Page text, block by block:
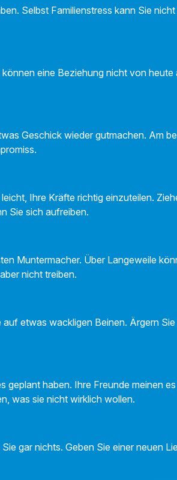
Selbst Familienstress kann Sie
eine Beziehung nicht von
Geschick wieder gutmachen. Am
Ihre Kräfte richtig einzuteilen.
Sie sich aufreiben.
Muntermacher. Über Langeweile
nicht treiben.
etwas wackligen Beinen. Ärgern
geplant haben. Ihre Freunde meinen
was sie nicht wirklich wollen.
gar nichts. Geben Sie einer neuen